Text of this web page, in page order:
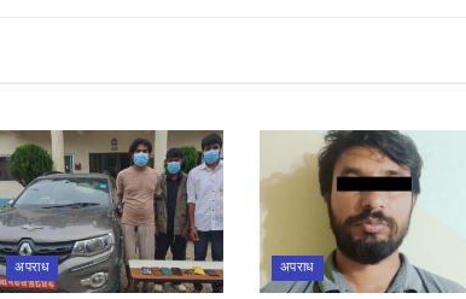
अपराध अपराध